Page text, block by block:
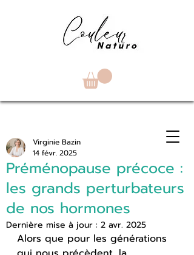
Préménopause précoce :
les grands perturbateurs
de nos hormones
Virginie Bazin
14 févr. 2025
Dernière mise à jour : 2 avr. 2025
Alors que pour les générations